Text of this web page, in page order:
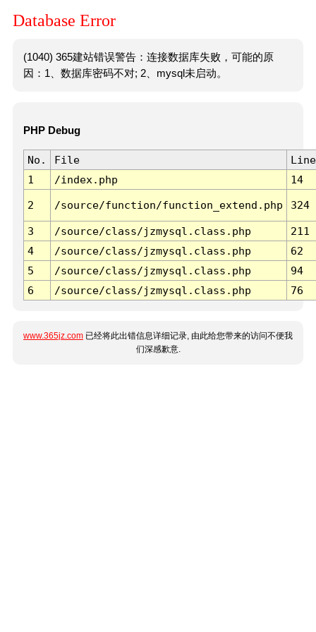
Database Error
(1040) 365建站错误警告：连接数据库失败，可能的原
因：1、数据库密码不对; 2、mysql未启动。
PHP Debug
No. File
Line
1
/index.php 14
2 /source/function/function_extend.php 324
3 /source/class/jzmysql.class.php
211
4
/source/class/jzmysql.class.php
62
5
/source/class/jzmysql.class.php
94
6
/source/class/jzmysql.class.php 76
www.365jz.com 已经将此出错信息详细记录, 由此给您带来的访问不便我
们深感歉意.